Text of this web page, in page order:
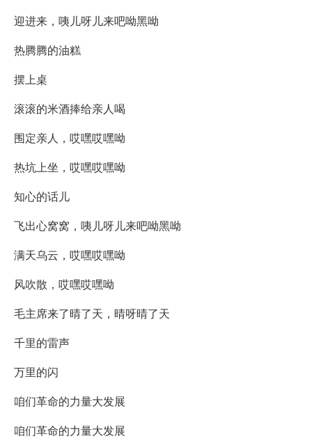
迎进来，咦儿呀儿来吧呦黑呦
热腾腾的油糕
摆上桌
滚滚的米酒捧给亲人喝
围定亲人，哎嘿哎嘿呦
热坑上坐，哎嘿哎嘿呦
知心的话儿
飞出心窝窝，咦儿呀儿来吧呦黑呦
满天乌云，哎嘿哎嘿呦
风吹散，哎嘿哎嘿呦
毛主席来了晴了天，晴呀晴了天
千里的雷声
万里的闪
咱们革命的力量大发展
咱们革命的力量大发展